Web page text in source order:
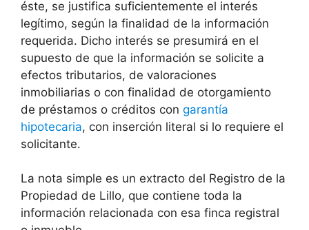
éste, se justifica suficientemente el interés
legítimo, según la finalidad de la información
requerida. Dicho interés se presumirá en el
supuesto de que la información se solicite a
efectos tributarios, de valoraciones
inmobiliarias o con finalidad de otorgamiento
de préstamos o créditos con garantía
hipotecaria, con inserción literal si lo requiere el
solicitante.
La nota simple es un extracto del Registro de la
Propiedad de Lillo, que contiene toda la
información relacionada con esa finca registral